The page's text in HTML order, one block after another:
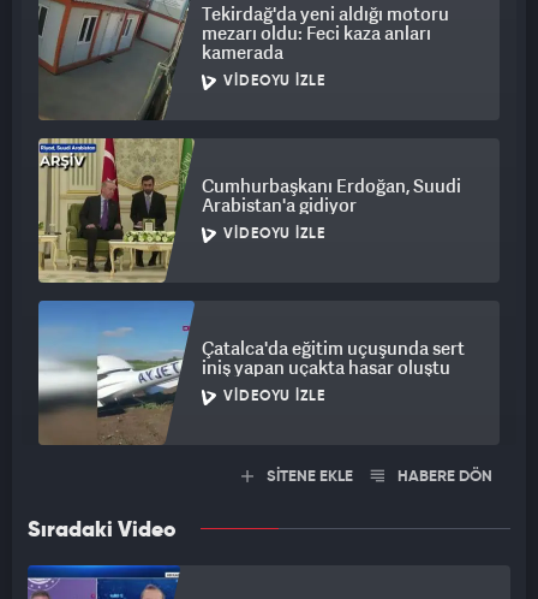
Tekirdağ'da yeni aldığı motoru
mezarı oldu: Feci kaza anları
kamerada
VIDEOYU İZLE
Cumhurbaşkanı Erdoğan, Suudi
Arabistan'a gidiyor
VIDEOYU İZLE
Çatalca'da eğitim uçuşunda sert
iniş yapan uçakta hasar oluştu
VIDEOYU İZLE
SİTENE EKLE HABERE DÖN
Sıradaki Video